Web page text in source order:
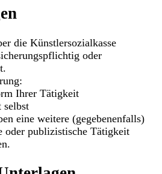
die Künstlersozialkasse
oder
Ihrer Tätigkeit
selbst
eine weitere (gegebenenfalls)
oder publizistische Tätigkeit